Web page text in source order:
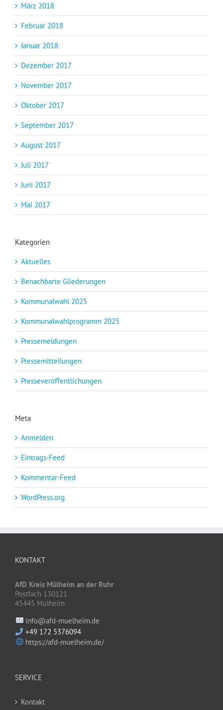
März 2018
Februar 2018
Januar 2018
Dezember 2017
November 2017
Oktober 2017
September 2017
August 2017
Juli 2017
Juni 2017
Mai 2017
Kategorien
Aktuelles
Benachbarte Gliederungen
Kommunalwahl 2025
Kommunalwahlprogramm 2025
Pressemeldungen
Pressemitteilungen
Presseveröffentlichungen
Meta
Anmelden
Eintrags-Feed
Kommentar-Feed
WordPress.org
KONTAKT
AfD Kreis Mülheim an der Ruhr
Postfach 130121
45445 Mülheim
info@afd-muelheim.de
+49 172 5376094
https://afd-muelheim.de/
SERVICE
Kontakt